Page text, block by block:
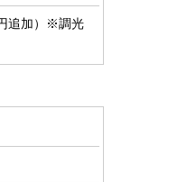
追加）※調光